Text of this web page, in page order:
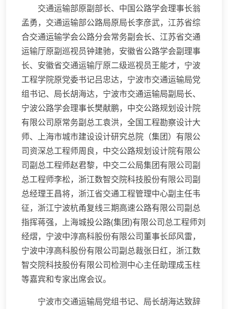
交通运输部原副部长、中国公路学会理事长翁
孟勇，交通运输部公路局原局长李彦武，江苏省综
合交通运输学会公路分会常务副会长、江苏省交通
运输厅原副巡视员钟建驰，安徽省公路学会副理事
长、安徽省交通运输厅原二级巡视员王能才，宁波
工程学院原党委书记吕忠达，宁波市交通运输局党
组书记、局长胡海达，宁波市交通运输局副局长、
宁波公路学会理事长樊献鹏，中交公路规划设计院
有限公司原常务副总工袁洪，全国工程勘察设计大
师、上海市城市建设设计研究总院（集团）有限公
司资深总工程师周良，中交公路规划设计院有限公
司副总工程师赵君黎，中交二公局集团有限公司副
总工程师李松，浙江数智交院科技股份有限公司副
总经理王昌将，浙江省交通工程管理中心副主任韦
征，浙江宁波杭甬复线三期高速公路有限公司副总
指挥蒋强，上海城投公路(集团)有限公司总工程师刘
经熠，宁波中淳高科股份有限公司董事长邱风雷，
宁波中淳高科股份有限公司副总裁张日红，浙江数
智交院科技股份有限公司检测中心主任助理成玉柱
等嘉宾和专家出席会议。
宁波市交通运输局党组书记、局长胡海达致辞